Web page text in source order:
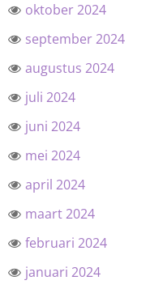
oktober 2024
september 2024
augustus 2024
juli 2024
juni 2024
mei 2024
april 2024
maart 2024
februari 2024
januari 2024